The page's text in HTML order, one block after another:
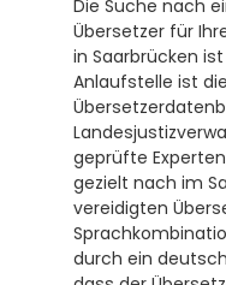
Die Suche nach
Übersetzer für
in Saarbrücken
Anlaufstelle ist
geprüfte
gezielt nach im
vereidigten
durch ein